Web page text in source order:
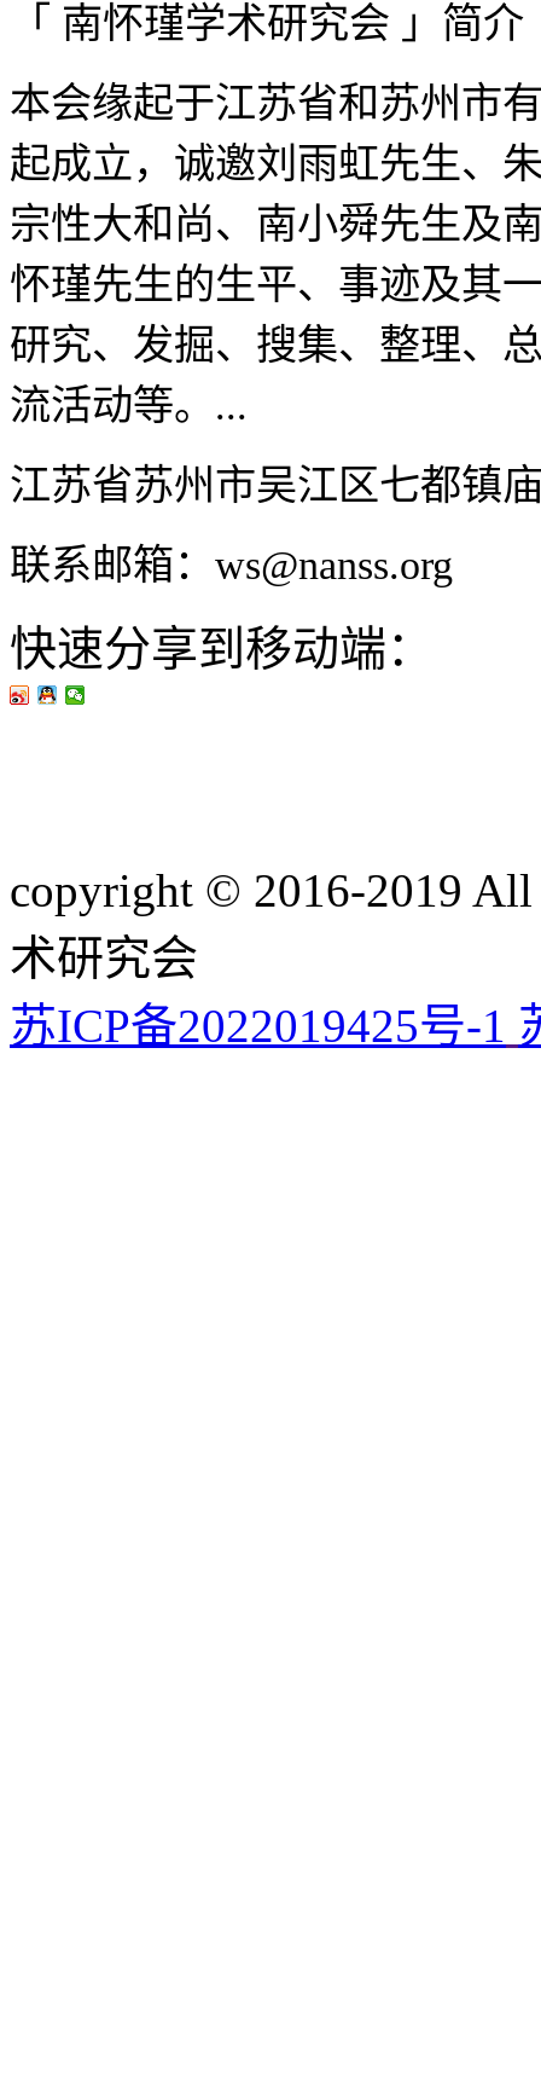
「 南怀瑾学术研究会 」简介
本会缘起于江苏省和苏州市
起成立，诚邀刘雨虹先生、
宗性大和尚、南小舜先生及
怀瑾先生的生平、事迹及其
研究、发掘、搜集、整理、
流活动等。...
江苏省苏州市吴江区七都镇
联系邮箱：ws@nanss.org
快速分享到移动端：
copyright © 2016-2019
术研究会
苏ICP备2022019425号-1